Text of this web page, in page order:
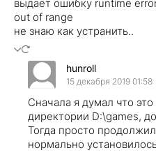
выдает ошибку runtime
out of range
не знаю как устранить..
hunroll
15 декабря 2019 01:58
Сначала я думал что это
директории D:\games,
Тогда просто
нормально